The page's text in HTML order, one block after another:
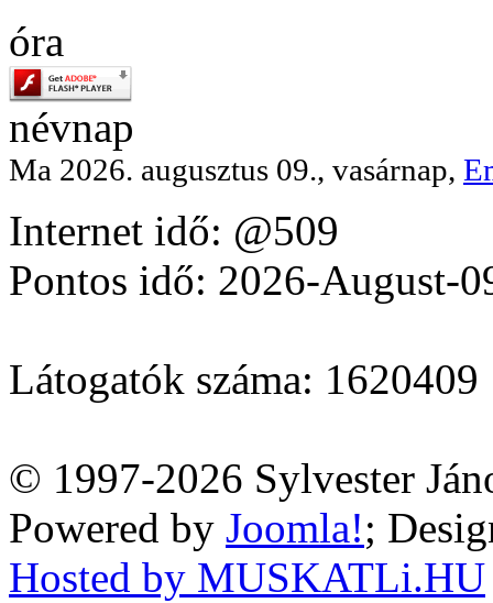
óra
névnap
Ma 2026. augusztus 09., vasárnap,
Internet idő: @509
Pontos idő: 2026-August-
Látogatók száma: 1620409
© 1997-2026 Sylvester
Powered by Joomla!;
Hosted by MUSKATLi.HU